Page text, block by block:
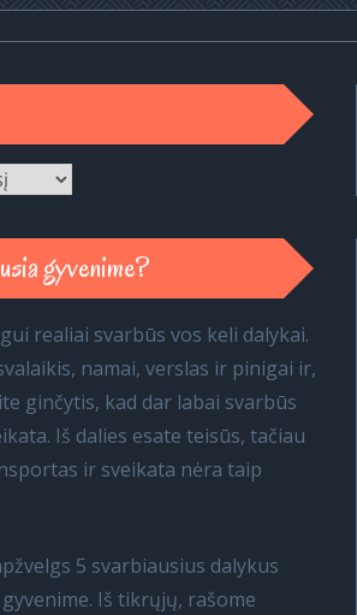
gyvenime?
realiai svarbūs vos keli dalykai.
namai, verslas ir pinigai ir,
ginčytis, kad dar labai svarbūs
Iš dalies esate teisūs, tačiau
ir sveikata nėra taip
5 svarbiausius dalykus
Iš tikrųjų, rašome